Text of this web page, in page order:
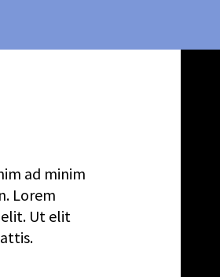
ad minim
Lorem
Ut elit